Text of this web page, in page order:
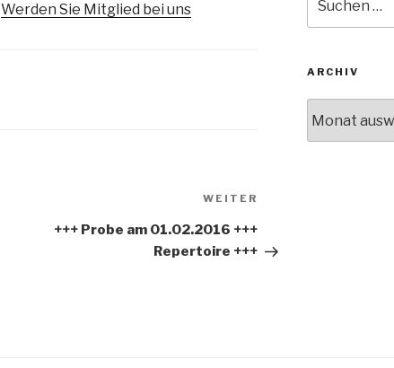
Werden Sie Mitglied bei uns
WEITER
+++ Probe am 01.02.2016 +++
Repertoire +++
nach:
ARCHIV